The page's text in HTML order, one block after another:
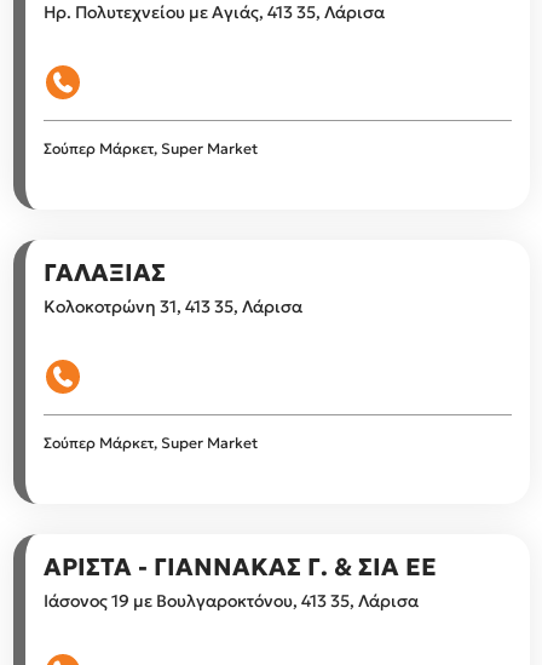
Ηρ. Πολυτεχνείου με Αγιάς, 413 35, Λάρισα
Σούπερ Μάρκετ, Super Market
ΓΑΛΑΞΙΑΣ
Κολοκοτρώνη 31, 413 35, Λάρισα
Σούπερ Μάρκετ, Super Market
ΑΡΙΣΤΑ - ΓΙΑΝΝΑΚΑΣ Γ. & ΣΙΑ ΕΕ
Ιάσονος 19 με Βουλγαροκτόνου, 413 35, Λάρισα